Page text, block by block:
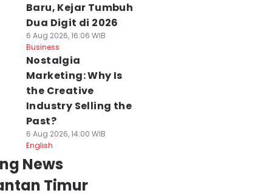
Baru, Kejar Tumbuh
Dua Digit di 2026
6 Aug 2026, 16:06 WIB
Business
Nostalgia
Marketing: Why Is
the Creative
Industry Selling the
Past?
6 Aug 2026, 14:00 WIB
English
News
Timur